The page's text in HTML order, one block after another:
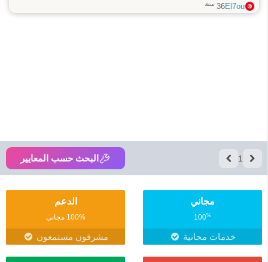
El7ou
36 سنة
1 البحث حسب المعايير
مجاني
100%
خدمات مجانية
الدعم
100% مجاني
مشرفون مستمعون